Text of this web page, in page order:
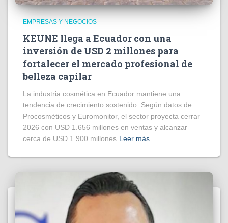
EMPRESAS Y NEGOCIOS
KEUNE llega a Ecuador con una
inversión de USD 2 millones para
fortalecer el mercado profesional de
belleza capilar
La industria cosmética en Ecuador mantiene una
tendencia de crecimiento sostenido. Según datos de
Procosméticos y Euromonitor, el sector proyecta cerrar
2026 con USD 1.656 millones en ventas y alcanzar
cerca de USD 1.900 millones Leer más